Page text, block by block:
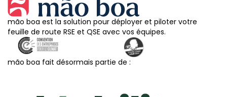
mão boa est la solution pour déployer et piloter votre
feuille de route RSE et QSE avec vos équipes.
mão boa fait désormais partie de :